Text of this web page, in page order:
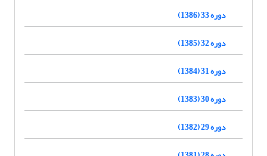
دوره 33 (1386)
دوره 32 (1385)
دوره 31 (1384)
دوره 30 (1383)
دوره 29 (1382)